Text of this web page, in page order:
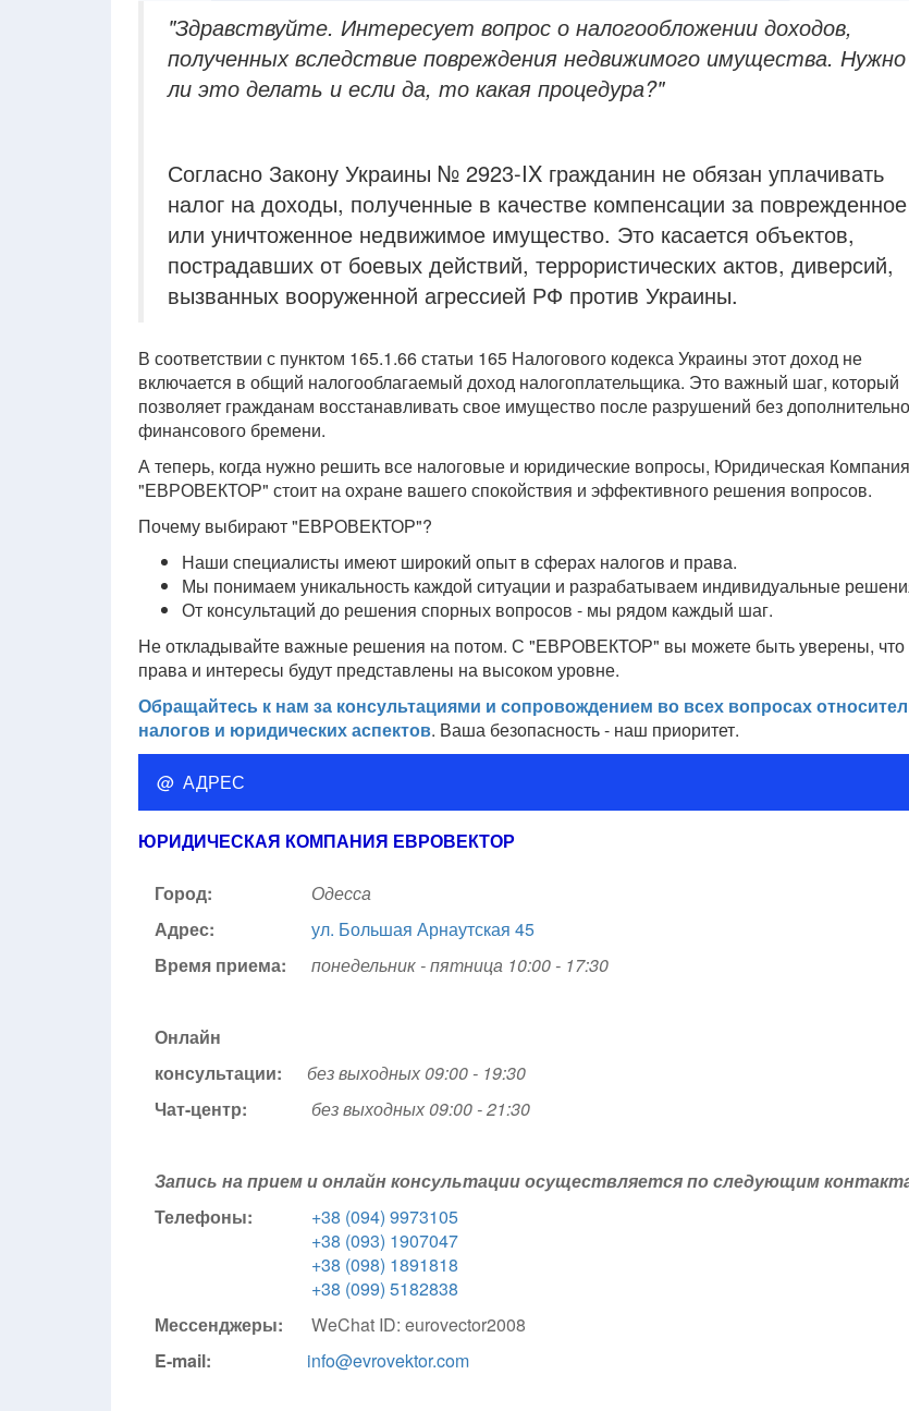
"Здравствуйте. Интересует вопрос о налогообложении доходов,
полученных вследствие повреждения недвижимого имущества. Нужно
ли это делать и если да, то какая процедура?"​
Согласно Закону Украины № 2923-IX гражданин не обязан уплачивать
налог на доходы, полученные в качестве компенсации за поврежденное
или уничтоженное недвижимое имущество. Это касается объектов,
пострадавших от боевых действий, террористических актов, диверсий,
вызванных вооруженной агрессией РФ против Украины.
В соответствии с пунктом 165.1.66 статьи 165 Налогового кодекса Украины этот доход не
включается в общий налогооблагаемый доход налогоплательщика. Это важный шаг, который
позволяет гражданам восстанавливать свое имущество после разрушений без
финансового бремени.
А теперь, когда нужно решить все налоговые и юридические вопросы, Юридическая Компания
"ЕВРОВЕКТОР" стоит на охране вашего спокойствия и эффективного решения вопросов.
Почему выбирают "ЕВРОВЕКТОР"?
Наши специалисты имеют широкий опыт в сферах налогов и права.
Мы понимаем уникальность каждой ситуации и разрабатываем индивидуальные
От консультаций до решения спорных вопросов - мы рядом каждый шаг.
Не откладывайте важные решения на потом. С "ЕВРОВЕКТОР" вы можете быть уверены,
права и интересы будут представлены на высоком уровне.
Обращайтесь к нам за консультациями и сопровождением во всех вопросах
налогов и юридических аспектов. Ваша безопасность - наш приоритет.
@ АДРЕС
ЮРИДИЧЕСКАЯ КОМПАНИЯ ЕВРОВЕКТОР
Город:
Одесса
Адрес:
ул. Большая Арнаутская 45
Время приема:
понедельник - пятница 10:00 - 17:30
Онлайн
консультации:
без выходных 09:00 - 19:30
Чат-центр:
без выходных 09:00 - 21:30
Запись на прием и онлайн консультации осуществляется по следующим
Телефоны:
+38 (094) 9973105
+38 (093) 1907047
+38 (098) 1891818
+38 (099) 5182838
Мессенджеры:
WeChat ID: eurovector2008
E-mail:
info@evrovektor.com